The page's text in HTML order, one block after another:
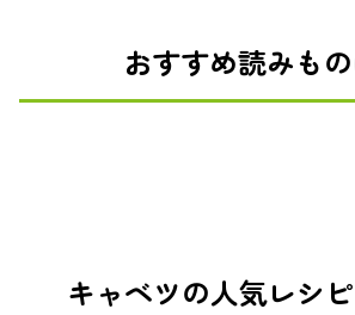
おすすめ読みも
キャベツの人気レシ